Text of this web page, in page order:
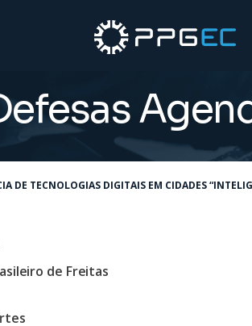
DE TECNOLOGIAS DIGITAIS EM CIDADES
de Freitas